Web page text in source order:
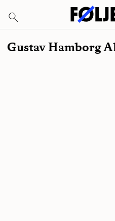
Gustav Hamborg